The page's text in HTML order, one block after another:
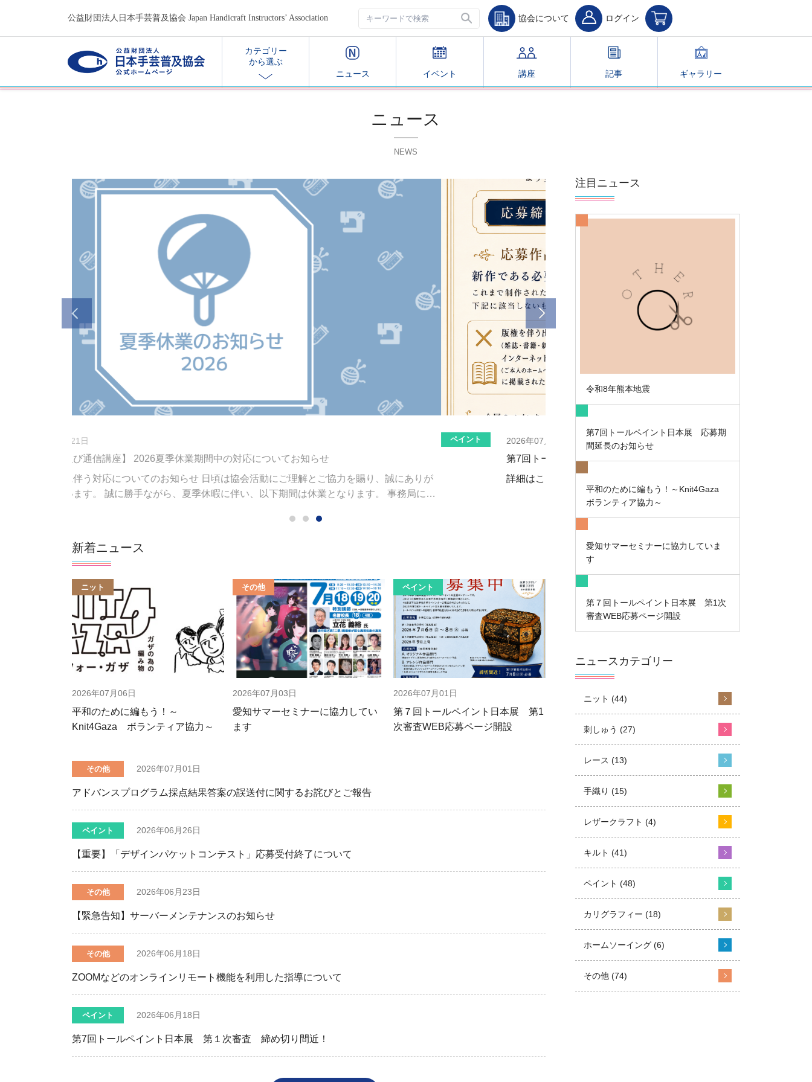
公益財団法人日本手芸普及協会 Japan Handicraft Instructors’ Association 協会について ログイン
カテゴリー
から選ぶ
ニュース
イベント 講座 記事 ギャラリー
ニュース
NEWS
ペイント
第7回トールペイント日本展 応募期間延長のお知らせ
詳細はこちらのページをご確認ください。 ...
2026年07月29日
令和8年熊本地震
ます。 また、救済と復旧支援等の活動にご尽
安全と一日も早い救済・復旧をお祈り申し上
新着ニュース
ニット
2026年07月06日
平和のために編もう！～
Knit4Gaza ボランティア協力～
その他
2026年07月03日
愛知サマーセミナーに協力してい
ます
ペイント
2026年07月01日
第７回トールペイント日本展 第1
次審査WEB応募ページ開設
その他 2026年07月01日
アドバンスプログラム採点結果答案の誤送付に関するお詫びとご報告
ペイント 2026年06月26日
【重要】「デザインパケットコンテスト」応募受付終了について
その他 2026年06月23日
【緊急告知】サーバーメンテナンスのお知らせ
その他 2026年06月18日
ZOOMなどのオンラインリモート機能を利用した指導について
ペイント 2026年06月18日
第7回トールペイント日本展 第１次審査 締め切り間近！
注目ニュース
令和8年熊本地震
第7回トールペイント日本展 応募期
間延長のお知らせ
平和のために編もう！～Knit4Gaza
ボランティア協力～
愛知サマーセミナーに協力していま
す
第７回トールペイント日本展 第1次
審査WEB応募ページ開設
ニュースカテゴリー
ニット (44)
刺しゅう (27)
レース (13)
手織り (15)
レザークラフト (4)
キルト (41)
ペイント (48)
カリグラフィー (18)
ホームソーイング (6)
その他 (74)